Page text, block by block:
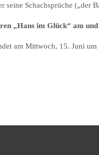
seine Schachsprüche („der
„Hans im Glück“ am
am Mittwoch, 15. Juni um